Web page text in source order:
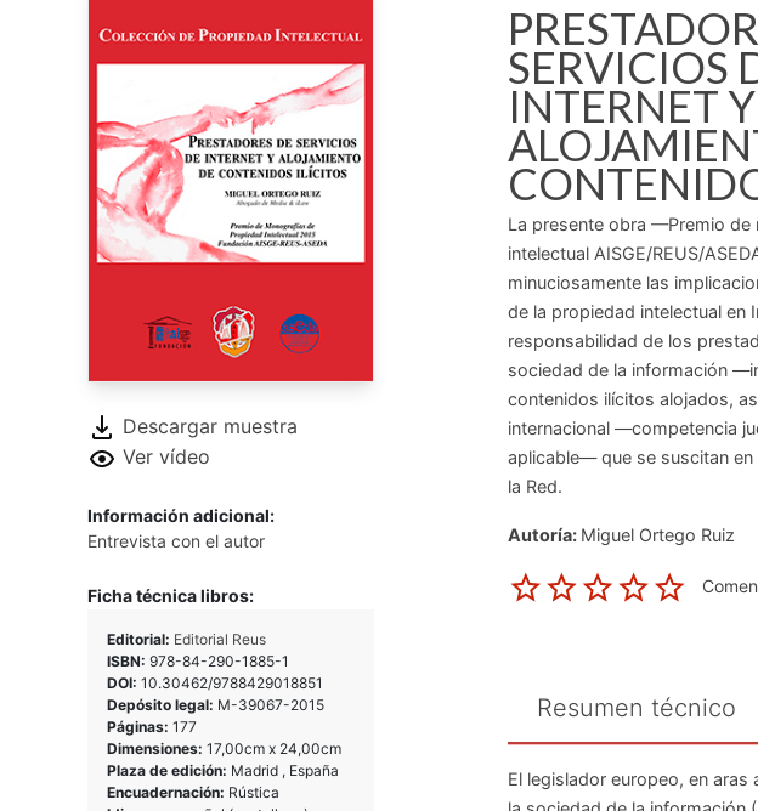
Descargar muestra
Ver vídeo
Información adicional:
Entrevista con el autor
Ficha técnica libros:
Editorial: Editorial Reus
ISBN: 978-84-290-1885-1
DOI: 10.30462/9788429018851
Depósito legal: M-39067-2015
Páginas: 177
Dimensiones: 17,00cm x 24,00cm
Plaza de edición: Madrid , España
Encuadernación: Rústica
SERVICIOS
INTERNET Y
La presente obra —Premio
intelectual AISGE/REUS/
minuciosamente las
de la propiedad intelectual en
responsabilidad de los
sociedad de la información
contenidos ilícitos alojados,
internacional —competencia
aplicable— que se suscitan
la Red.
Autoría: Miguel Ortego Ruiz
Resumen técnico
El legislador europeo, en